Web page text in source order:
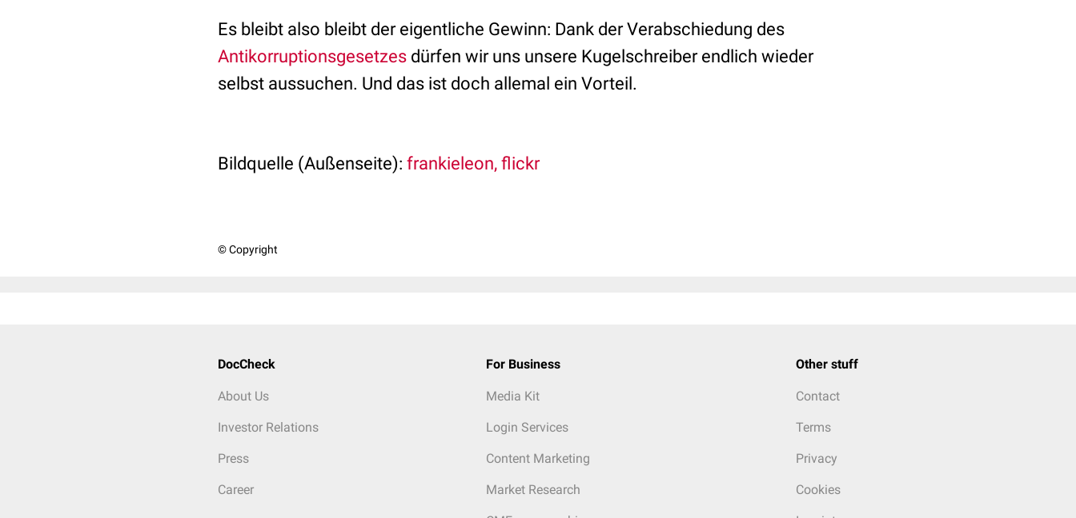
Es bleibt also bleibt der eigentliche Gewinn: Dank der Verabschiedung des
Antikorruptionsgesetzes dürfen wir uns unsere Kugelschreiber endlich wieder
selbst aussuchen. Und das ist doch allemal ein Vorteil.
Bildquelle (Außenseite): frankieleon, flickr
© Copyright
DocCheck
About Us
Investor Relations
Press
Career
For Business
Media Kit
Login Services
Content Marketing
Market Research
Other stuff
Contact
Terms
Privacy
Cookies